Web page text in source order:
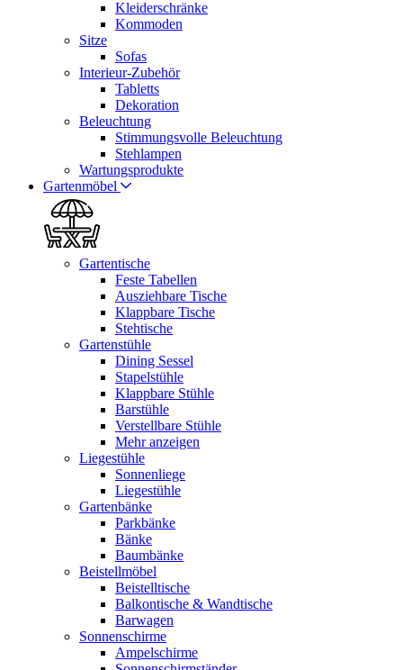
Kleiderschränke
Kommoden
Sitze
Sofas
Interieur-Zubehör
Tabletts
Dekoration
Beleuchtung
Stimmungsvolle Beleuchtung
Stehlampen
Wartungsprodukte
Gartenmöbel
Gartentische
Feste Tabellen
Ausziehbare Tische
Klappbare Tische
Stehtische
Gartenstühle
Dining Sessel
Stapelstühle
Klappbare Stühle
Barstühle
Verstellbare Stühle
Mehr anzeigen
Liegestühle
Sonnenliege
Liegestühle
Gartenbänke
Parkbänke
Bänke
Baumbänke
Beistellmöbel
Beistelltische
Balkontische & Wandtische
Barwagen
Sonnenschirme
Ampelschirme